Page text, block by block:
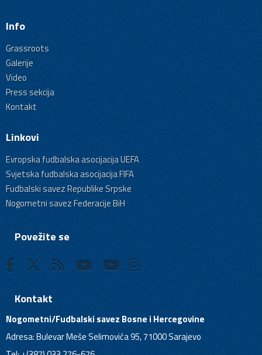
Info
Grassroots
Galerije
Video
Press sekcija
Kontakt
Linkovi
Evropska fudbalska asocijacija UEFA
Svjetska fudbalska asocijacija FIFA
Fudbalski savez Republike Srpske
Nogometni savez Federacije BiH
Povežite se
Kontakt
Nogometni/Fudbalski savez Bosne i Hercegovine
Adresa: Bulevar Meše Selimovića 95, 71000 Sarajevo